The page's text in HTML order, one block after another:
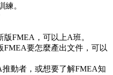
練。
FMEA，可以上A班。
FMEA要怎麼產出文件，可以
動者，或想要了解FMEA知